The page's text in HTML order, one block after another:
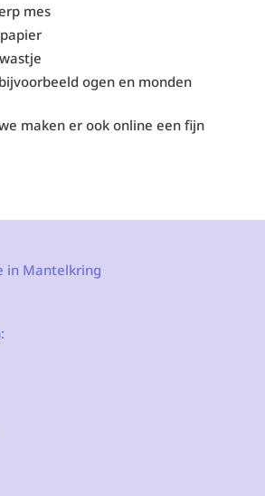
mes
ogen en monden
maken er ook online een fijn
in Mantelkring